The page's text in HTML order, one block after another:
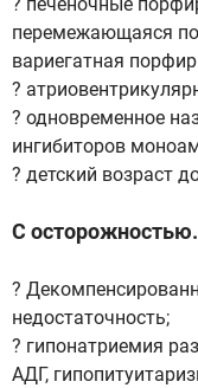
перемежающаяся
вариегатная
?
? одновременное
ингибиторов
? детский возраст
С осторожностью.
?
недостаточность;
? гипонатриемия
АДГ,